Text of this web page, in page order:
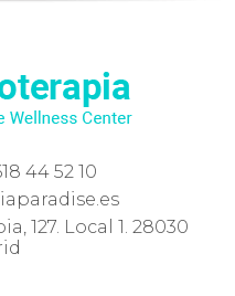
44 52 10
127. Local 1. 28030